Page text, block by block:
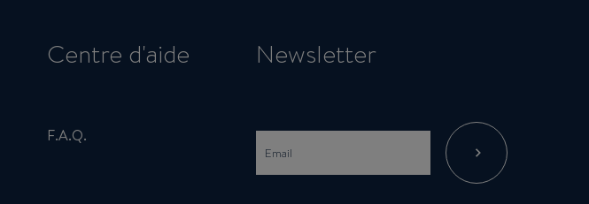
Centre d'aide
F.A.Q.
Newsletter